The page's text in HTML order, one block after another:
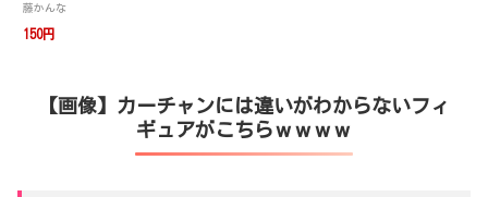
藤かんな
150円
【画像】カーチャンには違いがわからないフィ
ギュアがこちらｗｗｗｗ